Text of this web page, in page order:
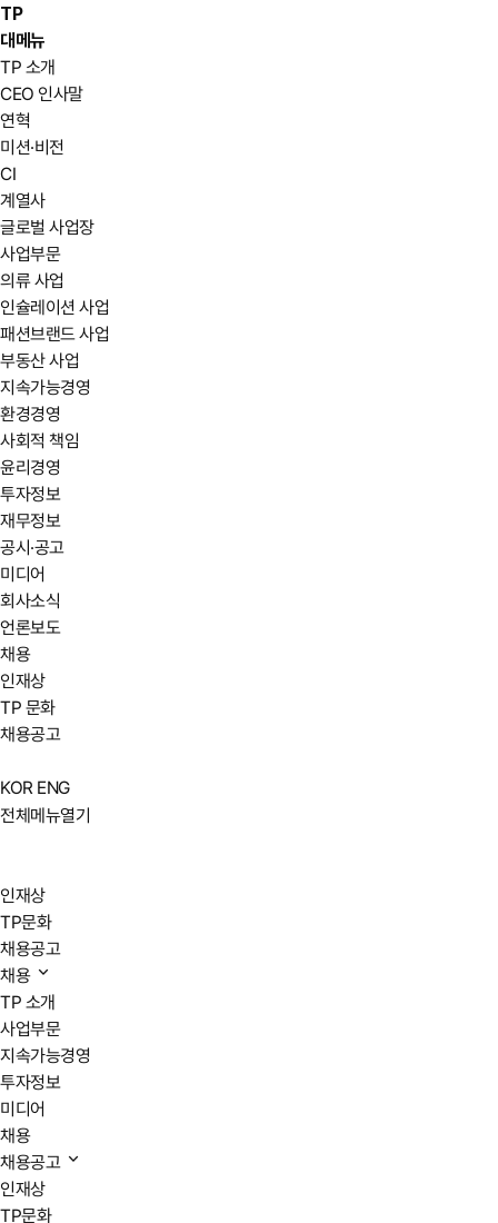
TP
대메뉴
TP 소개
CEO 인사말
연혁
미션·비전
CI
계열사
글로벌 사업장
사업부문
의류 사업
인슐레이션 사업
패션브랜드 사업
부동산 사업
지속가능경영
환경경영
사회적 책임
윤리경영
투자정보
재무정보
공시·공고
미디어
회사소식
언론보도
채용
인재상
TP 문화
채용공고
KOR ENG
전체메뉴열기
인재상
TP문화
채용공고
채용
TP 소개
사업부문
지속가능경영
투자정보
미디어
채용
채용공고
인재상
TP문화